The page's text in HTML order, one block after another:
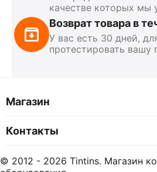
качестве которых мы
Возврат товара в
У вас есть 30 дней,
протестировать вашу
Магазин
Контакты
© 2012 - 2026 Tintins. Магазин